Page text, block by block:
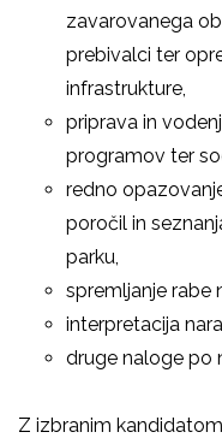
zavarovanega
prebivalci ter
infrastrukture,
priprava in
programov ter
redno
poročil in
parku,
spremljanje rabe
interpretacija
druge naloge po
Z izbranim